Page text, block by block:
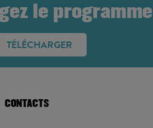
le programme
TÉLÉCHARGER
CONTACTS